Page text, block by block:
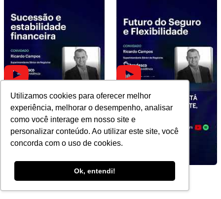
Utilizamos cookies para oferecer melhor
experiência, melhorar o desempenho, analisar
como você interage em nosso site e
personalizar conteúdo. Ao utilizar este site, você
concorda com o uso de cookies.
Ok, entendi!
Sucessão e estabilidade
Futuro do Seguro e